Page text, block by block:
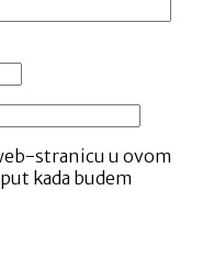
stranicu u ovom
kada budem